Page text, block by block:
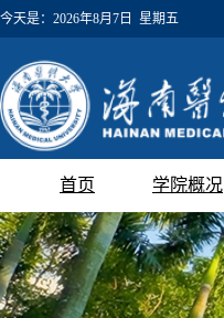
今天是： 2026年8月7日 星期五
首页 学院概况